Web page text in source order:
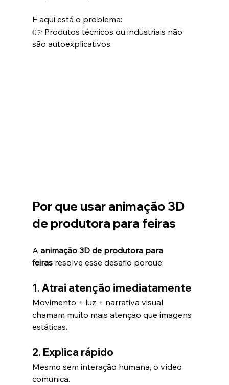
E aqui está o problema:
👉 Produtos técnicos ou industriais não
são autoexplicativos.
Por que usar animação 3D
de produtora para feiras
A animação 3D de produtora para
feiras resolve esse desafio porque:
1. Atrai atenção imediatamente
Movimento + luz + narrativa visual
chamam muito mais atenção que imagens
estáticas.
2. Explica rápido
Mesmo sem interação humana, o vídeo
comunica.